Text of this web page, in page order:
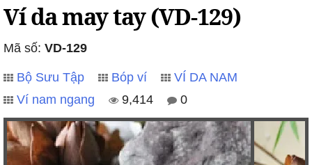
Ví da may tay (VD-129)
Mã số: VD-129
Bộ Sưu Tập Bóp ví
VÍ DA NAM
Ví nam ngang
9,414 0